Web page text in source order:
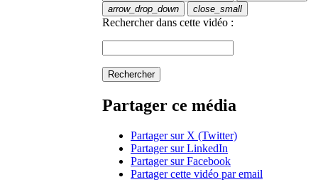
arrow_drop_down
close_small
Rechercher dans cette vidéo :
Rechercher
Partager ce média
Partager sur X (Twitter)
Partager sur LinkedIn
Partager sur Facebook
Partager cette vidéo par email